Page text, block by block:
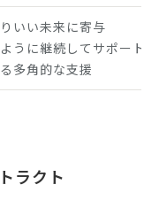
いい未来に寄与
うに継続してサポート
多角的な支援
ラクト